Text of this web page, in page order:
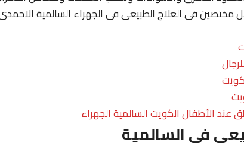
فى العلاج الطبيعى فى الجهراء السالمية
عند الأطفال الكويت السالمية الجهراء
فى السالمية